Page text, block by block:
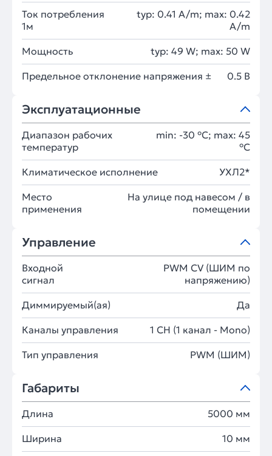
Ток потребления
1м
typ: 0.41 A/m; max: 0.42
A/m
Мощность typ: 49 W; max: 50 W
Предельное отклонение напряжения ± 0.5 В
Эксплуатационные
Диапазон рабочих
температур
min: -30 °C; max: 45
°C
Климатическое исполнение УХЛ2*
Место
применения
На улице под навесом / в
помещении
Управление
Входной
сигнал
PWM СV (ШИМ по
напряжению)
Диммируемый(ая) Да
Каналы управления 1 CH (1 канал - Mono)
Тип управления PWM (ШИМ)
Габариты
Длина 5000 мм
Ширина 10 мм